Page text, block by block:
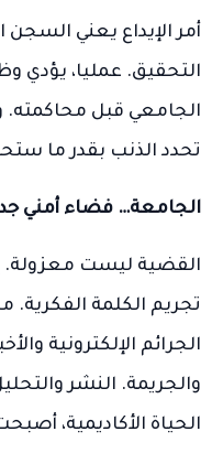
أمر الإيداع يعني
التحقيق. عمليا، يؤدي
الجامعي قبل محاكمته.
تحدد الذنب بقدر ما
الجامعة… فضاء أمني
القضية ليست معزولة.
الجرائم الإلكترونية
والجريمة. النشر
الحياة الأكاديمية،